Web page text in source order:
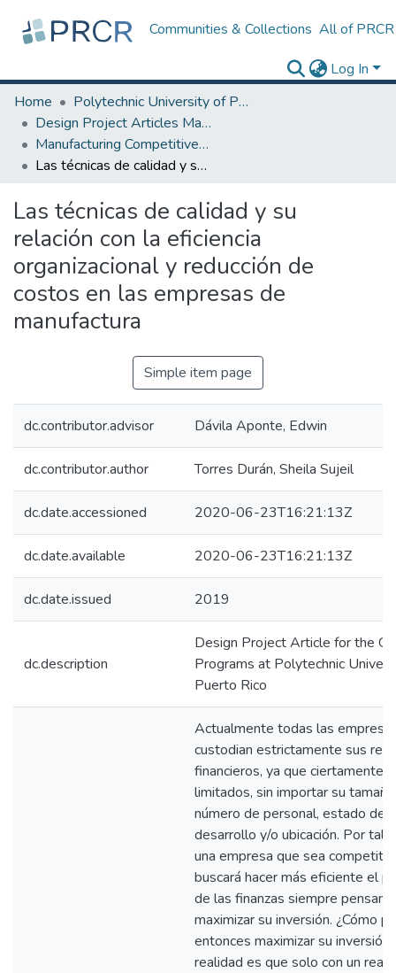
Communities & Collections All of PRCR
Log In
Home
Polytechnic University of Puerto Rico
Design Project Articles Master Degree
Manufacturing Competitiveness
Las técnicas de calidad y su relación con la eficiencia organizacional y reducción de costos en las empresas de manufactura
Las técnicas de calidad y su
relación con la eficiencia
organizacional y reducción de
costos en las empresas de
manufactura
Simple item page
dc.contributor.advisor Dávila Aponte, Edwin
dc.contributor.author Torres Durán, Sheila Sujeil
dc.date.accessioned 2020-06-23T16:21:13Z
dc.date.available 2020-06-23T16:21:13Z
dc.date.issued 2019
dc.description
Design Project Article for the
Programs at Polytechnic
Puerto Rico
Actualmente todas las
custodian estrictamente sus
financieros, ya que ciertamente
limitados, sin importar su
número de personal, estado de
desarrollo y/o ubicación. Por tal
una empresa que sea
buscará hacer más eficiente el
de las finanzas siempre
maximizar su inversión. ¿Cómo
entonces maximizar su
realidad es que solo con un